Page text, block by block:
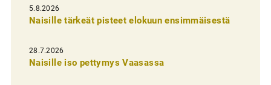
i
e
n
s
5.8.2026
Naisille tärkeät pisteet elokuun ensimmäisestä
28.7.2026
Naisille iso pettymys Vaasassa